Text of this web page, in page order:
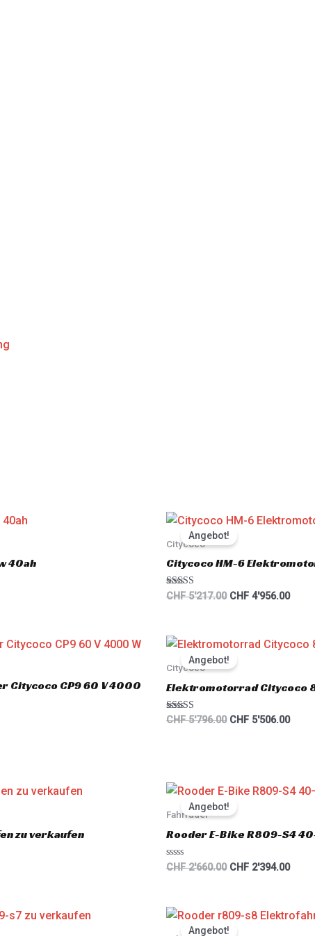
40ah
Angebot!
Citycoco
Citycoco HM-6
Rated
CHF5'217.00
Original
was:
CHF 4'956.00
CP9 60 V 4000
Angebot!
Citycoco
Elektromotorrad Citycoco
Rated
CHF5'796.00
Original
was:
CHF 5'506.00
zu verkaufen
Angebot!
Fahrräder
Rooder E-Bike R809-S4
R
0
o
CHF2'660.00
Original
was:
CHF 2'394.00
Angebot!
Original